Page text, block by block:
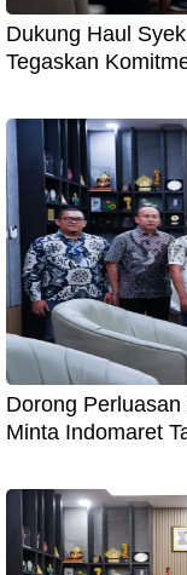
Dukung Haul
Tegaskan
Dorong
Minta Indomaret